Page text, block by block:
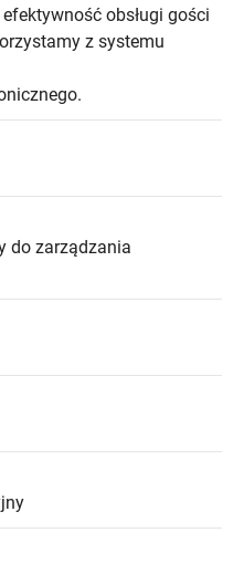
obsługi gości
z systemu
do zarządzania